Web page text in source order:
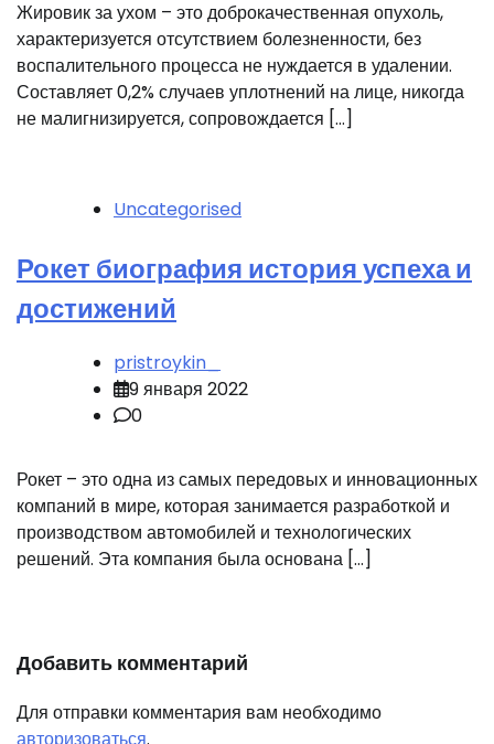
Жировик за ухом – это доброкачественная опухоль,
характеризуется отсутствием болезненности, без
воспалительного процесса не нуждается в удалении.
Составляет 0,2% случаев уплотнений на лице, никогда
не малигнизируется, сопровождается […]
Uncategorised
Рокет биография история успеха и
достижений
pristroykin_
9 января 2022
0
Рокет – это одна из самых передовых и инновационных
компаний в мире, которая занимается разработкой и
производством автомобилей и технологических
решений. Эта компания была основана […]
Добавить комментарий
Для отправки комментария вам необходимо